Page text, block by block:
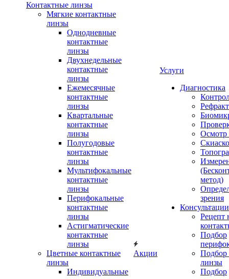
Контактные линзы
Мягкие контактные
линзы
Однодневные
контактные
линзы
Двухнедельные
контактные
линзы
Ежемесячные
контактные
линзы
Квартальные
контактные
линзы
Полугодовые
контактные
линзы
Мультифокальные
контактные
линзы
Перифокальные
контактные
линзы
Астигматические
контактные
линзы
Цветные контактные
линзы
Индивидуальные
Акции
Услуги
Диагностика
Осмотр
метод)
зрения
Рецепт
Подбор
Подбор
линзы
Подбор